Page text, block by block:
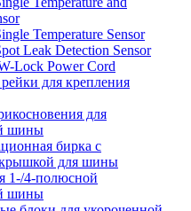
Temperature Sensor
Leak Detection Sensor
Lock Power Cord
для крепления
для
шины
бирка с
крышкой для шины
1-/4-полюсной
шины